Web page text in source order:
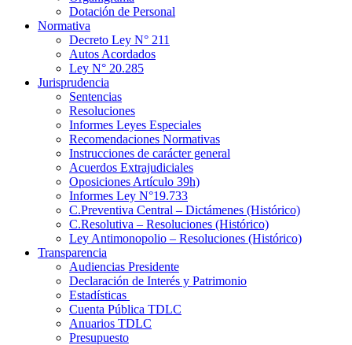
Dotación de Personal
Normativa
Decreto Ley N° 211
Autos Acordados
Ley N° 20.285
Jurisprudencia
Sentencias
Resoluciones
Informes Leyes Especiales
Recomendaciones Normativas
Instrucciones de carácter general
Acuerdos Extrajudiciales
Oposiciones Artículo 39h)
Informes Ley N°19.733
C.Preventiva Central – Dictámenes (Histórico)
C.Resolutiva – Resoluciones (Histórico)
Ley Antimonopolio – Resoluciones (Histórico)
Transparencia
Audiencias Presidente
Declaración de Interés y Patrimonio
Estadísticas
Cuenta Pública TDLC
Anuarios TDLC
Presupuesto